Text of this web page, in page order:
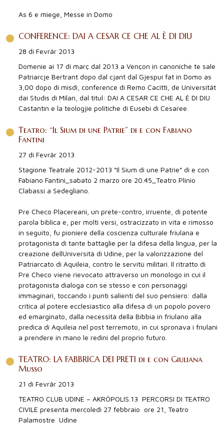
As 6 e miege, Messe in Domo
CONFERENCE: DAI A CESAR CE CHE AL È DI DIU
28 di Fevrâr 2013
Domenie ai 17 di març dal 2013 a Vençon in canoniche te sale
Patriarcje Bertrant dopo dal cjant dal Gjespui fat in Domo as
3,00 dopo di misdì, conference di Remo Cacitti, de Universitât
dai Studis di Milan, dal titul: DAI A CESAR CE CHE AL È DI DIU
Castantin e la teologjie politiche di Eusebi di Cesaree.
Teatro: “Il Sium di une Patrie” di e con Fabiano
Fantini
27 di Fevrâr 2013
Stagione Teatrale 2012-2013 “Il Sium di une Patrie” di e con
Fabiano Fantini_sabato 2 marzo ore 20.45_Teatro Plinio
Clabassi a Sedegliano.
Pre Checo Placereani, un prete-contro, irruente, di potente
parola biblica e, per molti versi, ostracizzato in vita e rimosso
in seguito, fu pioniere della coscienza culturale friulana e
protagonista di tante battaglie per la difesa della lingua, per la
creazione dellUniversità di Udine, per la valorizzazione del
Patriarcato di Aquileia, contro le servitù militari. Il ritratto di
Pre Checo viene rievocato attraverso un monologo in cui il
protagonista dialoga con se stesso e con personaggi
immaginari, toccando i punti salienti del suo pensiero: dalla
critica al potere ecclesiastico alla difesa di un popolo povero
ed emarginato, dalla necessità della Bibbia in friulano alla
predica di Aquileia nel post terremoto, in cui spronava i friulani
a prendere in mano le redini del proprio futuro.
TEATRO: LA FABBRICA DEI PRETI di e con Giuliana
Musso
21 di Fevrâr 2013
TEATRO CLUB UDINE – AKRÓPOLIS.13  PERCORSI DI TEATRO
CIVILE presenta mercoledì 27 febbraio  ore 21, Teatro
Palamostre  Udine